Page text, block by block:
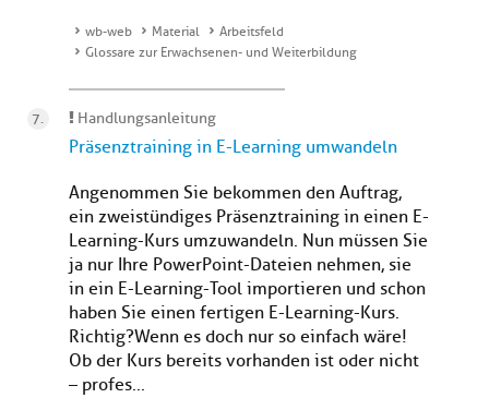
wb-web Material
Arbeitsfeld
Glossare zur Erwachsenen- und Weiterbildung
Handlungsanleitung
Präsenztraining in E-Learning umwandeln
Angenommen Sie bekommen den Auftrag,
ein zweistündiges Präsenztraining in einen E-
Learning-Kurs umzuwandeln. Nun müssen Sie
ja nur Ihre PowerPoint-Dateien nehmen, sie
in ein E-Learning-Tool importieren und schon
haben Sie einen fertigen E-Learning-Kurs.
Richtig?Wenn es doch nur so einfach wäre!
Ob der Kurs bereits vorhanden ist oder nicht
– profes...